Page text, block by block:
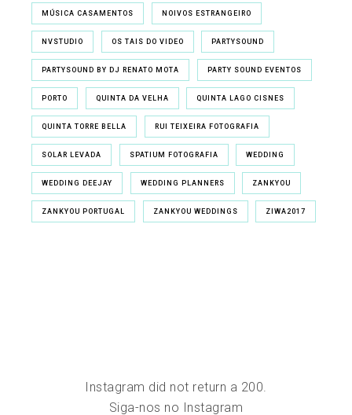
MÚSICA CASAMENTOS NOIVOS ESTRANGEIRO
NVSTUDIO OS TAIS DO VIDEO PARTYSOUND
PARTYSOUND BY DJ RENATO MOTA PARTY SOUND EVENTOS
PORTO QUINTA DA VELHA QUINTA LAGO CISNES
QUINTA TORRE BELLA RUI TEIXEIRA FOTOGRAFIA
SOLAR LEVADA SPATIUM FOTOGRAFIA WEDDING
WEDDING DEEJAY WEDDING PLANNERS ZANKYOU
ZANKYOU PORTUGAL ZANKYOU WEDDINGS ZIWA2017
Instagram did not return a 200.
Siga-nos no Instagram